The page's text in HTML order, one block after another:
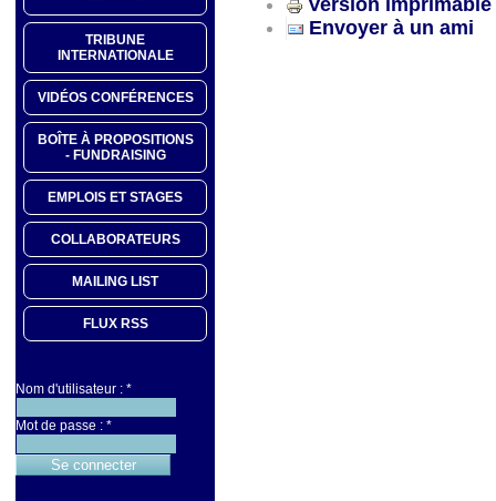
TRIBUNE
INTERNATIONALE
VIDÉOS CONFÉRENCES
BOÎTE À PROPOSITIONS
- FUNDRAISING
EMPLOIS ET STAGES
COLLABORATEURS
MAILING LIST
FLUX RSS
Nom d'utilisateur : *
Mot de passe : *
Version imprimable
Envoyer à un ami